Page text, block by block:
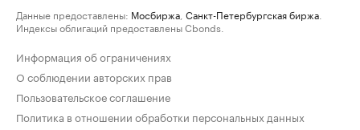
Данные предоставлены: Мосбиржа Санкт-Петербургская биржа
Индексы облигаций предоставлены Cbonds.
Информация об ограничениях
О соблюдении авторских прав
Пользовательское соглашение
Политика в отношении обработки персональных данных